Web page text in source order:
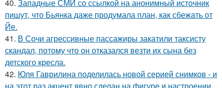
40. Западные СМИ со ссылкой на анонимный источник
пишут, что Бьянка даже продумала план, как сбежать от
Йе.
41. В Сочи агрессивные пассажиры закатили таксисту
скандал, потому что он отказался везти их сына без
детского кресла.
42. Юля Гаврилина поделилась новой серией снимков - и